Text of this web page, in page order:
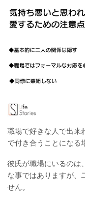
職場で好きな人で出来
で付き合うことになる
彼氏が職場にいるのは
な事ではありますが、
せん。